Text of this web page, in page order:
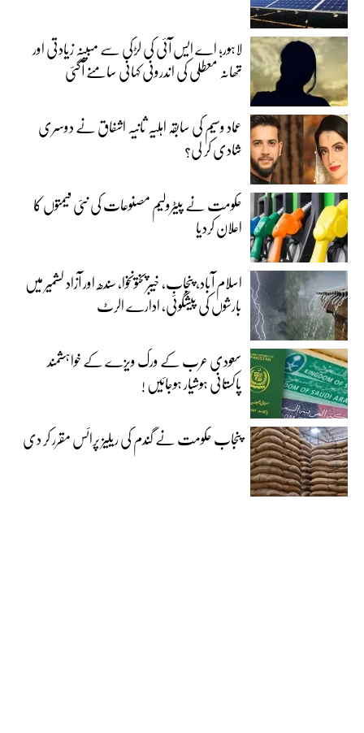
لاہور؛ اے ایس آئی کی لڑکی سے مبینہ زیادتی اور
تھانہ معطلی کی اندرونی کہانی سامنے آگئی
عماد وسیم کی سابقہ اہلیہ ثانیہ اشفاق نے دوسری
شادی کر لی؟
حکومت نے پیٹرولیم مصنوعات کی نئی قیمتوں کا
اعلان کردیا
اسلام آباد، پنجاب، خیبرپختونخوا، سندھ اور آزاد کشمیر میں
بارشوں کی پیشگوئی، ادارے الرٹ
سعودی عرب کے ورک ویزے کے خواہشمند
پاکستانی ہوشیار ہوجائیں !
پنجاب حکومت نے گندم کی ریلیز پرائس مقرر کر دی‎